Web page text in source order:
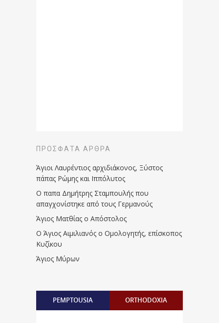
ΠΡΌΣΦΑΤΑ ΆΡΘΡΑ
Άγιοι Λαυρέντιος αρχιδιάκονος, Ξύστος
πάπας Ρώμης και Ιππόλυτος
Ο παπα Δημήτρης Σταμπουλής που
απαγχονίστηκε από τους Γερμανούς
Άγιος Ματθίας ο Απόστολος
Ο Άγιος Αιμιλιανός ο Ομολογητής, επίσκοπος
Κυζίκου
Άγιος Μύρων
PEMPTOUSIA ORTHODOXIA